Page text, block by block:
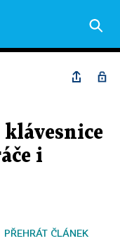
klávesnice
i
PŘEHRÁT ČLÁNEK